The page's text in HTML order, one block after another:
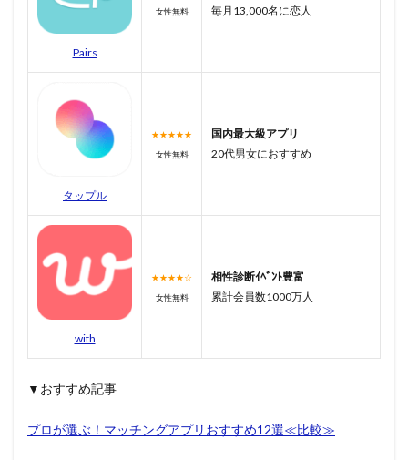
Pairs
女性無料
毎月13,000名に恋人
タップル
★★★★★
女性無料
国内最大級アプリ
20代男女におすすめ
with
★★★★☆
女性無料
相性診断ｲﾍﾞﾝﾄ豊富
累計会員数1000万人
▼おすすめ記事
プロが選ぶ！マッチングアプリおすすめ12選≪比較≫